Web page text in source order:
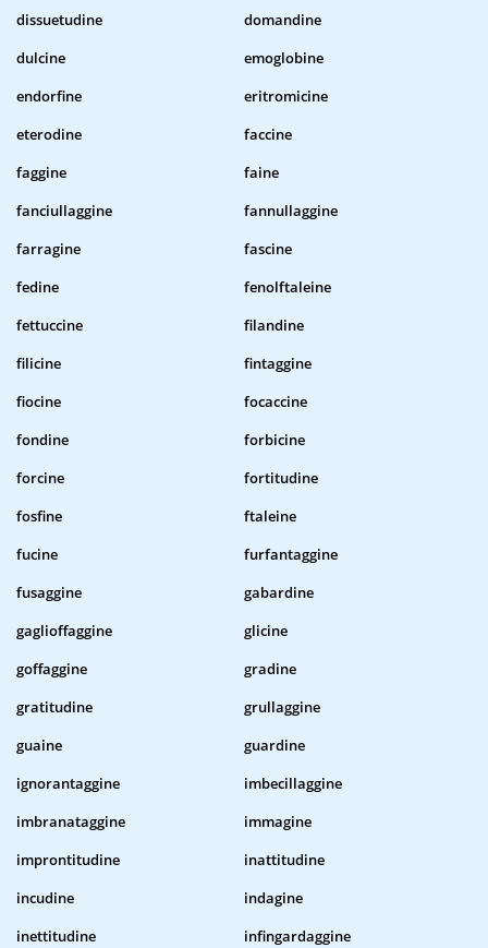
dissuetudine
domandine
dulcine
emoglobine
endorfine
eritromicine
eterodine
faccine
faggine
faine
fanciullaggine
fannullaggine
farragine
fascine
fedine
fenolftaleine
fettuccine
filandine
filicine
fintaggine
fiocine
focaccine
fondine
forbicine
forcine
fortitudine
fosfine
ftaleine
fucine
furfantaggine
fusaggine
gabardine
gaglioffaggine
glicine
goffaggine
gradine
gratitudine
grullaggine
guaine
guardine
ignorantaggine
imbecillaggine
imbranataggine
immagine
improntitudine
inattitudine
incudine
indagine
inettitudine
infingardaggine